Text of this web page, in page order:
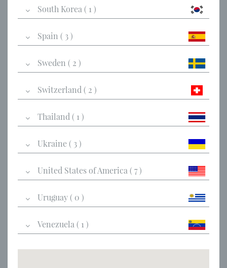
South Korea ( 1 )
Spain ( 3 )
Sweden ( 2 )
Switzerland ( 2 )
Thailand ( 1 )
Ukraine ( 3 )
United States of America ( 7 )
Uruguay ( 0 )
Venezuela ( 1 )